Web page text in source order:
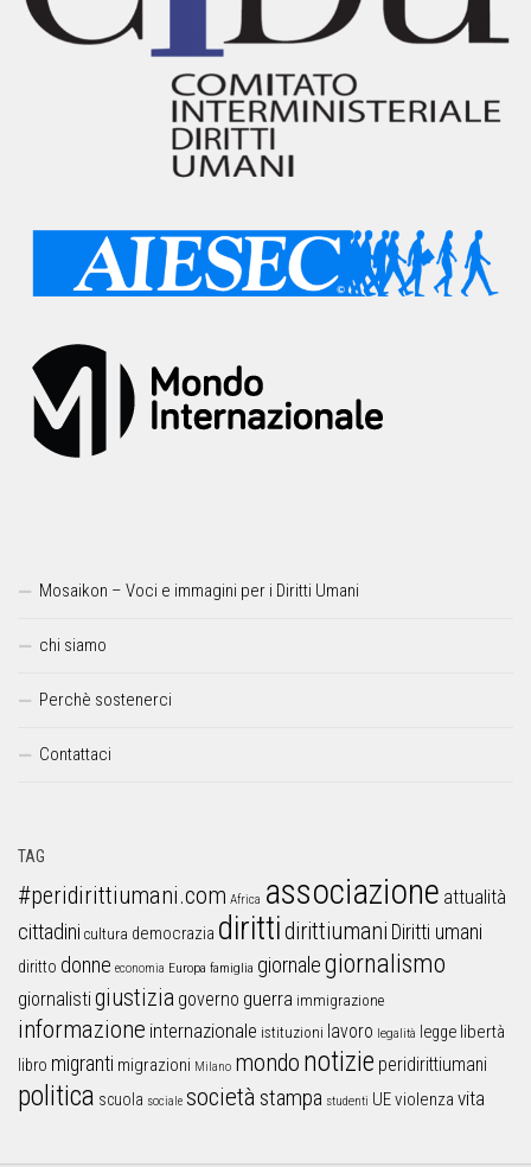
Mosaikon – Voci e immagini per i Diritti Umani
chi siamo
Perchè sostenerci
Contattaci
TAG
#peridirittiumani.com Africa associazione attualità
cittadini cultura democrazia dirittidirittiumani Diritti umani
diritto donne economia Europa famiglia giornalegiornalismo
giornalistigiustizia governo guerra immigrazione
informazione internazionale istituzioni lavoro legalità legge libertà
libro migranti migrazioni Milano mondo notizie peridirittiumani
politica scuola sociale società stampa studenti UEviolenza vita